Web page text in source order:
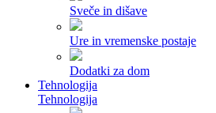
Sveče in dišave
Ure in vremenske postaje
Dodatki za dom
Tehnologija
Tehnologija